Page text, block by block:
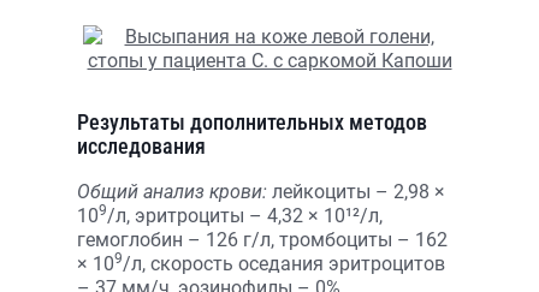
Результаты дополнительных методов
исследования
Общий анализ крови: лейкоциты – 2,98 ×
109/л, эритроциты – 4,32 × 10¹²/л,
гемоглобин – 126 г/л, тромбоциты – 162
× 109/л, скорость оседания эритроцитов